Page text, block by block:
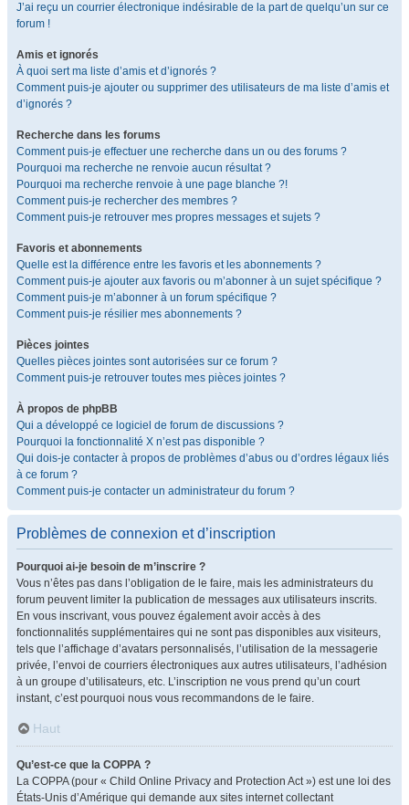
J’ai reçu un courrier électronique indésirable de la part de quelqu’un sur ce
forum !
Amis et ignorés
À quoi sert ma liste d’amis et d’ignorés ?
Comment puis-je ajouter ou supprimer des utilisateurs de ma liste d’amis et
d’ignorés ?
Recherche dans les forums
Comment puis-je effectuer une recherche dans un ou des forums ?
Pourquoi ma recherche ne renvoie aucun résultat ?
Pourquoi ma recherche renvoie à une page blanche ?!
Comment puis-je rechercher des membres ?
Comment puis-je retrouver mes propres messages et sujets ?
Favoris et abonnements
Quelle est la différence entre les favoris et les abonnements ?
Comment puis-je ajouter aux favoris ou m’abonner à un sujet spécifique ?
Comment puis-je m’abonner à un forum spécifique ?
Comment puis-je résilier mes abonnements ?
Pièces jointes
Quelles pièces jointes sont autorisées sur ce forum ?
Comment puis-je retrouver toutes mes pièces jointes ?
À propos de phpBB
Qui a développé ce logiciel de forum de discussions ?
Pourquoi la fonctionnalité X n’est pas disponible ?
Qui dois-je contacter à propos de problèmes d’abus ou d’ordres légaux liés
à ce forum ?
Comment puis-je contacter un administrateur du forum ?
Problèmes de connexion et d’inscription
Pourquoi ai-je besoin de m’inscrire ?
Vous n’êtes pas dans l’obligation de le faire, mais les administrateurs du
forum peuvent limiter la publication de messages aux utilisateurs inscrits.
En vous inscrivant, vous pouvez également avoir accès à des
fonctionnalités supplémentaires qui ne sont pas disponibles aux visiteurs,
tels que l’affichage d’avatars personnalisés, l’utilisation de la messagerie
privée, l’envoi de courriers électroniques aux autres utilisateurs, l’adhésion
à un groupe d’utilisateurs, etc. L’inscription ne vous prend qu’un court
instant, c’est pourquoi nous vous recommandons de le faire.
Haut
Qu’est-ce que la COPPA ?
La COPPA (pour « Child Online Privacy and Protection Act ») est une loi des
États-Unis d’Amérique qui demande aux sites internet collectant